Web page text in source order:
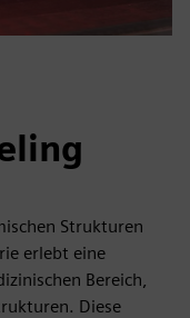
Strukturen
erlebt eine
Bereich,
Diese